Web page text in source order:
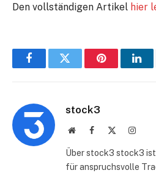
Den vollständigen Artikel hier
FacebookTwitter Pinterest
stock3
WebsiteFacebook
Über stock3 stock3
für anspruchsvolle